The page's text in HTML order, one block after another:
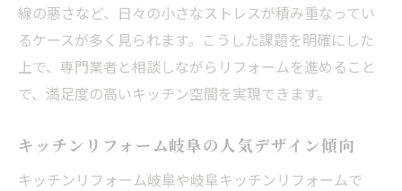
線の悪さなど、日々の小さなストレスが積み重なってい
るケースが多く見られます。こうした課題を明確にした
上で、専門業者と相談しながらリフォームを進めること
で、満足度の高いキッチン空間を実現できます。
キッチンリフォーム岐阜の人気デザイン傾向
キッチンリフォーム岐阜や岐阜キッチンリフォームで